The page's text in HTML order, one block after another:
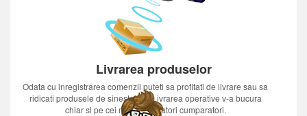
Livrarea produselor
Odata cu inregistrarea comenzii puteti sa profitati de livrare sau sa
ridicati produsele de sinestatator.Livrarea operative v-a bucura
chiar si pe cei mai nerabdatori cumparatori.